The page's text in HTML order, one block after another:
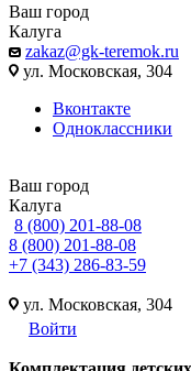
Ваш город
Калуга
zakaz@gk-teremok.ru
ул. Московская, 304
Вконтакте
Одноклассники
Ваш город
Калуга
8 (800) 201-88-08
8 (800) 201-88-08
+7 (343) 286-83-59
ул. Московская, 304
Войти